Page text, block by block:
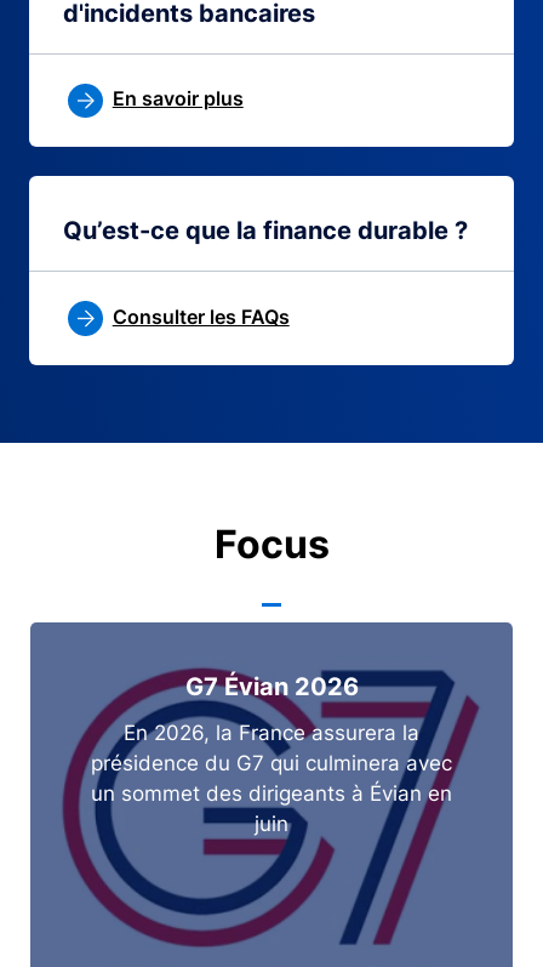
d'incidents bancaires
En savoir plus
Qu’est-ce que la finance durable ?
Consulter les FAQs
Focus
G7 Évian 2026
En 2026, la France assurera la
présidence du G7 qui culminera avec
un sommet des dirigeants à Évian en
juin